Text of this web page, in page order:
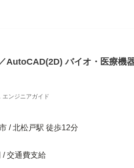
AutoCAD(2D) バイオ・医療機
エンジニアガイド
/ 北松戸駅 徒歩12分
/ 交通費支給